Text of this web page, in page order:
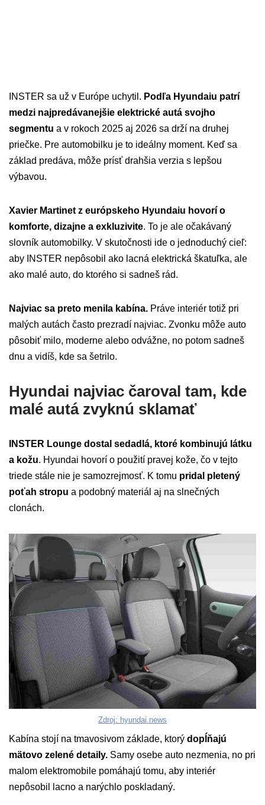
INSTER sa už v Európe uchytil. Podľa Hyundaiu patrí
medzi najpredávanejšie elektrické autá svojho
segmentu a v rokoch 2025 aj 2026 sa drží na druhej
priečke. Pre automobilku je to ideálny moment. Keď sa
základ predáva, môže prísť drahšia verzia s lepšou
výbavou.
Xavier Martinet z európskeho Hyundaiu hovorí o
komforte, dizajne a exkluzivite. To je ale očakávaný
slovník automobilky. V skutočnosti ide o jednoduchý cieľ:
aby INSTER nepôsobil ako lacná elektrická škatuľka, ale
ako malé auto, do ktorého si sadneš rád.
Najviac sa preto menila kabína. Práve interiér totiž pri
malých autách často prezradí najviac. Zvonku môže auto
pôsobiť milo, moderne alebo odvážne, no potom sadneš
dnu a vidíš, kde sa šetrilo.
Hyundai najviac čaroval tam, kde
malé autá zvyknú sklamať
INSTER Lounge dostal sedadlá, ktoré kombinujú látku
a kožu. Hyundai hovorí o použití pravej kože, čo v tejto
triede stále nie je samozrejmosť. K tomu pridal pletený
poťah stropu a podobný materiál aj na slnečných
clonách.
Zdroj: hyundai.news
Kabína stojí na tmavosivom základe, ktorý dopĺňajú
mätovo zelené detaily. Samy osebe auto nezmenia, no pri
malom elektromobile pomáhajú tomu, aby interiér
nepôsobil lacno a narýchlo poskladaný.